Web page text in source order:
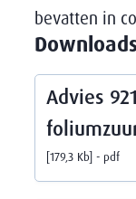
bevatten in
Advies
179,3 Kb pdf